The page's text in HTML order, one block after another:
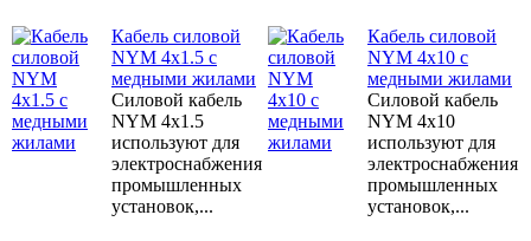
Кабель силовой
NYM 4x1.5 с
медными жилами
Силовой кабель
NYM 4x1.5
используют для
электроснабжения
промышленных
установок,...
Кабель силовой
NYM 4x10 с
медными жилами
Силовой кабель
NYM 4x10
используют для
электроснабжения
промышленных
установок,...